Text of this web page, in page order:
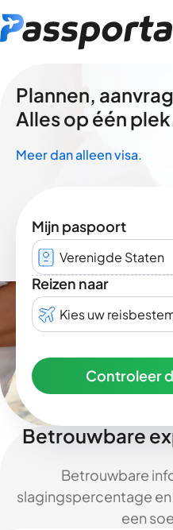
Plannen,
Alles op één
Meer dan alleen visa.
Mijn paspoort
Verenigde Staten
Reizen naar
Kies uw
Controleer
Betrouwbare
Betrouwbare
slagingspercentage
een